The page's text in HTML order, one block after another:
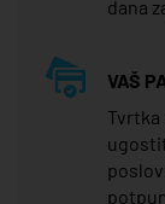
dana
VAŠ
Tvrtka